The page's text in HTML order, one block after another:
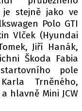
video?
je stejně jako ve
Polo GTI
Vlček (Hyundai
Jiří Hanák,
Škoda Fabia
pole
Trněného,
hlavně Mini JCW